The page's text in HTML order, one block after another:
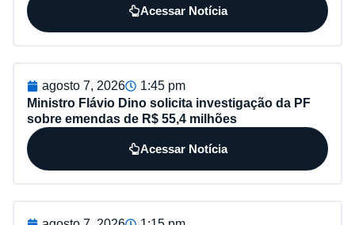
Acessar Notícia
agosto 7, 2026
1:45 pm
Ministro Flávio Dino solicita investigação da PF
sobre emendas de R$ 55,4 milhões
Acessar Notícia